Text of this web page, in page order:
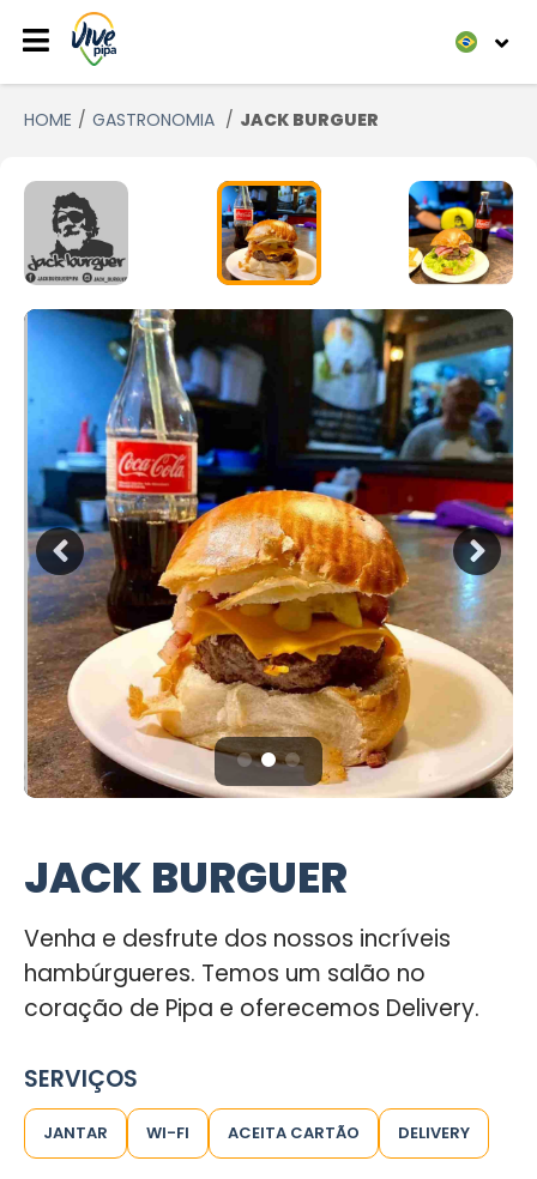
HOME GASTRONOMIA JACK BURGUER
JACK BURGUER
Venha e desfrute dos nossos incríveis
hambúrgueres. Temos um salão no
coração de Pipa e oferecemos Delivery.
SERVIÇOS
JANTAR WI-FI ACEITA CARTÃO DELIVERY